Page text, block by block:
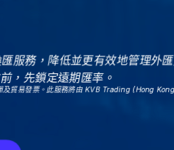
服務，降低並更有效地管理外
，先鎖定遠期匯率。
及貿易發票。此服務將由 KVB Trading (Hong